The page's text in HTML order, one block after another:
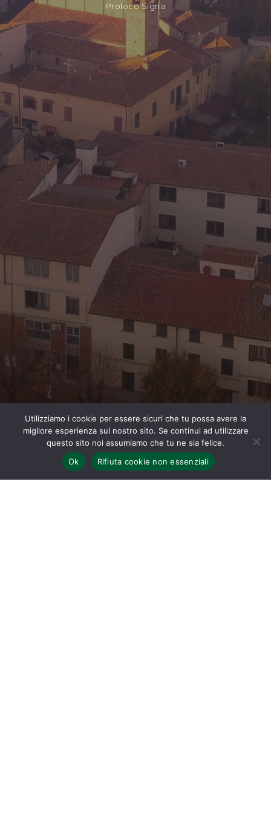
Proloco Signa
HomeEventi
Utilizziamo i cookie per essere sicuri che tu possa avere la
migliore esperienza sul nostro sito. Se continui ad utilizzare
questo sito noi assumiamo che tu ne sia felice.
Ok
Rifiuta cookie non essenziali